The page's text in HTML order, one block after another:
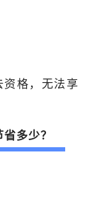
资格，无法享
多少？